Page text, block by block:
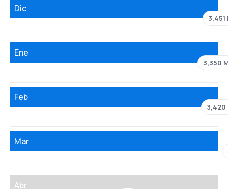
Dic
3,451
Ene
3,350
Feb
3,420
Mar
Abr